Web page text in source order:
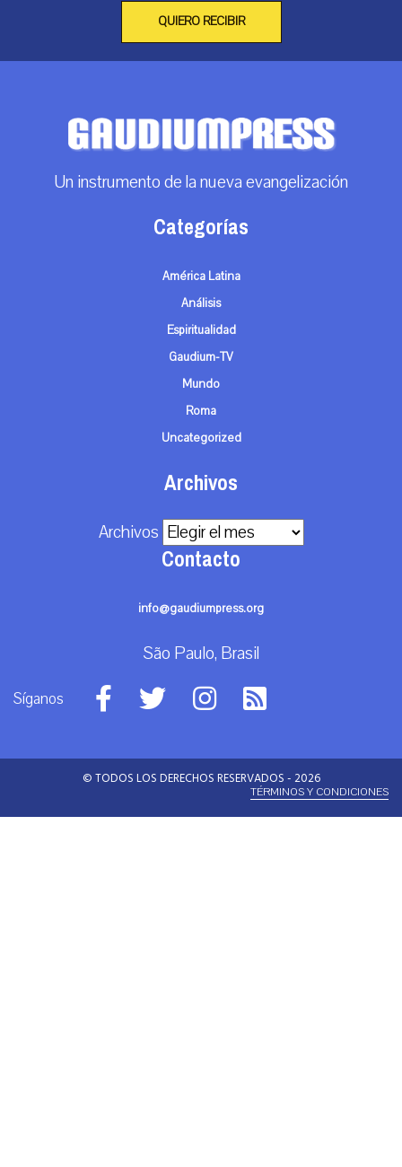
QUIERO RECIBIR
Un instrumento de la nueva evangelización
Categorías
América Latina
Análisis
Espiritualidad
Gaudium-TV
Mundo
Roma
Uncategorized
Archivos
Archivos
Contacto
info@gaudiumpress.org
São Paulo, Brasil
Síganos
© TODOS LOS DERECHOS RESERVADOS - 2026
TÉRMINOS Y CONDICIONES